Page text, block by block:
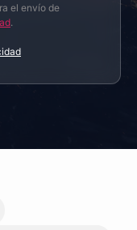
el envío de
.